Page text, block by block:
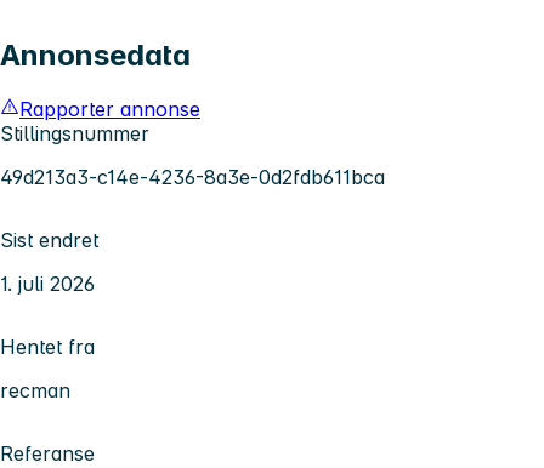
Annonsedata
Rapporter annonse
Stillingsnummer
49d213a3-c14e-4236-8a3e-0d2fdb611bca
Sist endret
1. juli 2026
Hentet fra
recman
Referanse